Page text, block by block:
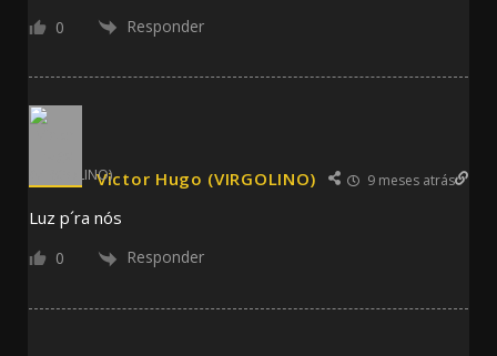
0 Responder
Victor Hugo (VIRGOLINO) 9 meses atrás
Luz p´ra nós
0 Responder